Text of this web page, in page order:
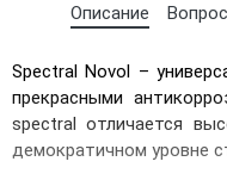
Описание
Spectral Novol –
прекрасными
spectral отличается
демократичном уровне